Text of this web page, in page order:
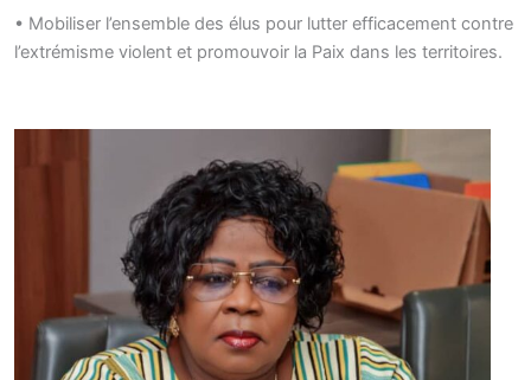
• Mobiliser l’ensemble des élus pour lutter efficacement contre
l’extrémisme violent et promouvoir la Paix dans les territoires.